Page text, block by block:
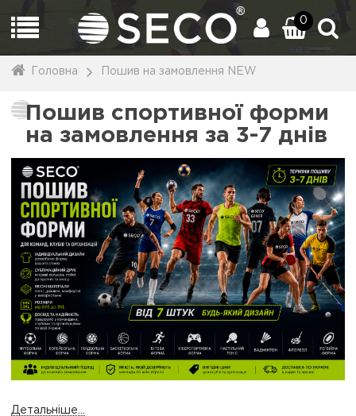
0
Головна Пошив на замовлення NEW
Пошив спортивної форми
на замовлення за 3-7 днів
Детальніше...